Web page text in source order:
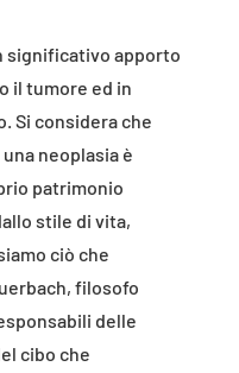
significativo apporto
il tumore ed in
Si considera che
neoplasia è
patrimonio
stile di vita,
ciò che
filosofo
delle
cibo che